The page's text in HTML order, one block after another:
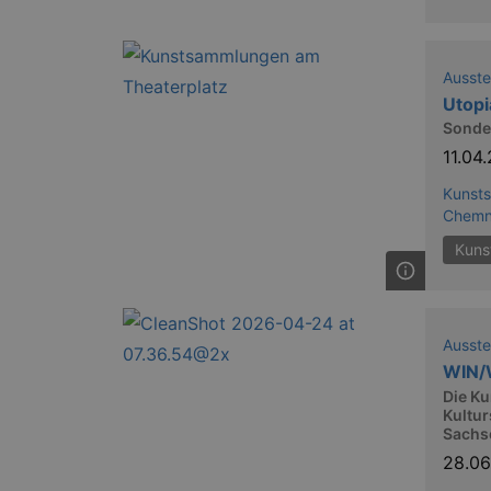
WIN/
Die
_gid